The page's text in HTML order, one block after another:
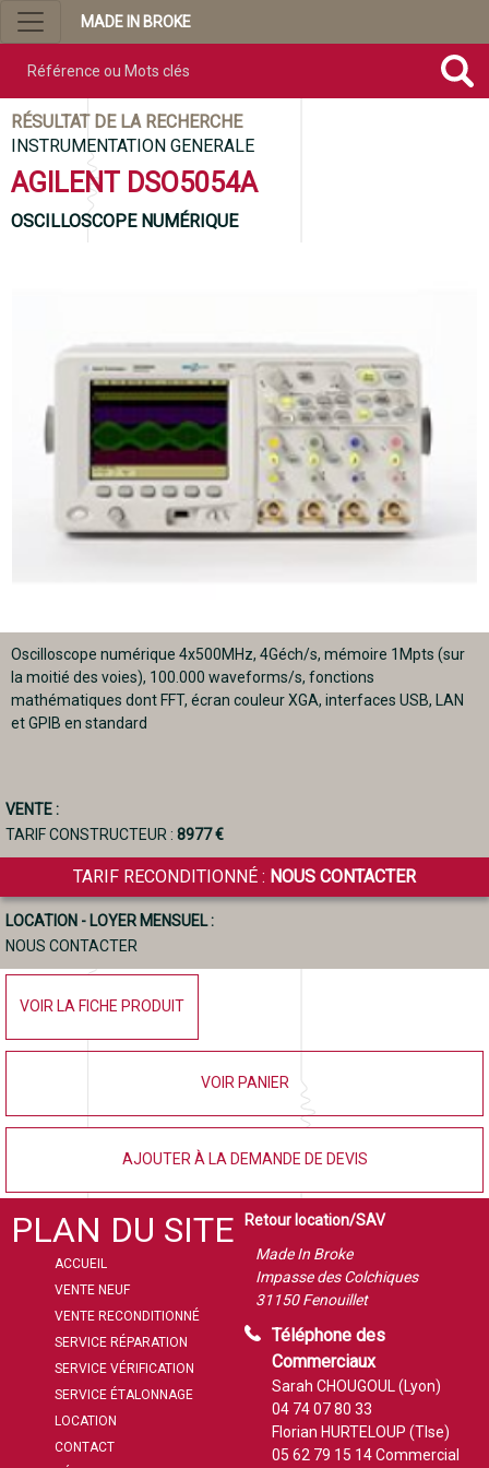
MADE IN BROKE
RÉSULTAT DE LA RECHERCHE
INSTRUMENTATION GENERALE
AGILENT DSO5054A
OSCILLOSCOPE NUMÉRIQUE
Oscilloscope numérique 4x500MHz, 4Géch/s, mémoire 1Mpts (sur
la moitié des voies), 100.000 waveforms/s, fonctions
mathématiques dont FFT, écran couleur XGA, interfaces USB, LAN
et GPIB en standard
VENTE :
TARIF CONSTRUCTEUR : 8977 €
TARIF RECONDITIONNÉ : NOUS CONTACTER
LOCATION - LOYER MENSUEL :
NOUS CONTACTER
VOIR LA FICHE PRODUIT
VOIR PANIER
AJOUTER À LA DEMANDE DE DEVIS
PLAN DU SITE
ACCUEIL
VENTE NEUF
VENTE RECONDITIONNÉ
SERVICE RÉPARATION
SERVICE VÉRIFICATION
SERVICE ÉTALONNAGE
LOCATION
CONTACT
Retour location/SAV
Made In Broke
Impasse des Colchiques
31150 Fenouillet
Téléphone des
Commerciaux
Sarah CHOUGOUL (Lyon)
04 74 07 80 33
Florian HURTELOUP (Tlse)
05 62 79 15 14Commercial